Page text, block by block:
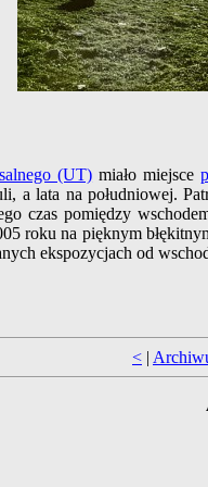
(UT) miało miejsce
a lata na południowej.
czas pomiędzy
roku na pięknym
ekspozycjach od
< |